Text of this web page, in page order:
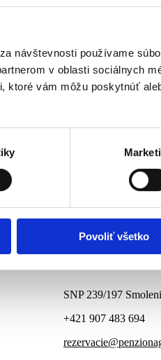
návštevnosti používame
v oblasti sociálnych
ktoré vám môžu poskytnúť
Povoliť všetko
SNP 239/197
+421 907 483 694